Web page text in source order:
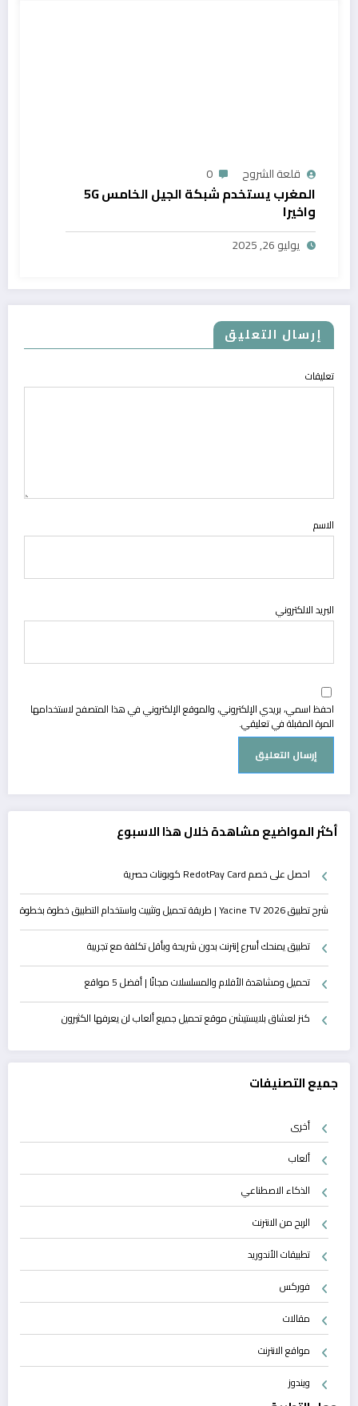
قلعة الشروح 0
المغرب يستخدم شبكة الجيل الخامس 5G
واخيرا
يوليو 26, 2025
إرسال التعليق
تعليقات
الاسم
البريد الالكتروني
احفظ اسمي، بريدي الإلكتروني، والموقع الإلكتروني في هذا المتصفح لاستخدامها
المرة المقبلة في تعليقي.
أكثر المواضيع مشاهدة خلال هذا الاسبوع
احصل على خصم RedotPay Card كوبونات حصرية
شرح تطبيق Yacine TV 2026 | طريقة تحميل وتثبيت واستخدام التطبيق خطوة بخطوة
تطبيق يمنحك أسرع إنترنت بدون شريحة وبأقل تكلفة مع تجريبة
تحميل ومشاهدة الأفلام والمسلسلات مجانًا | أفضل 5 مواقع
كنز لعشاق بلايستيشن موقع تحميل جميع ألعاب لن يعرفها الكثيرون
جميع التصنيفات
أخرى
ألعاب
الذكاء الاصطناعي
الربح من الانترنت
تطبيقات الأندوريد
فوركس
مقالات
مواقع الانترنت
ويندوز